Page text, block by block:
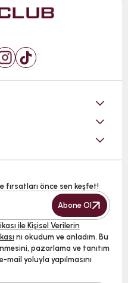
fırsatları önce sen keşfet!
Abone Ol
ile Kişisel Verilerin
nı okudum ve anladım. Bu
pazarlama ve tanıtım
yoluyla yapılmasını